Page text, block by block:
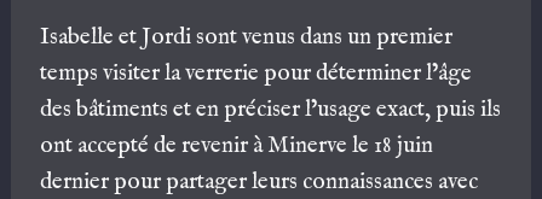
Isabelle et Jordi sont venus dans un premier
temps visiter la verrerie pour déterminer l’âge
des bâtiments et en préciser l’usage exact, puis ils
ont accepté de revenir à Minerve le 18 juin
dernier pour partager leurs connaissances avec